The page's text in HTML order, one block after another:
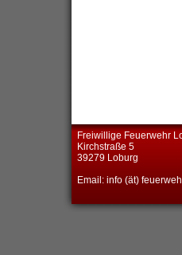
Freiwillige Feuerwehr
Kirchstraße 5
39279 Loburg
Email: info (ät)